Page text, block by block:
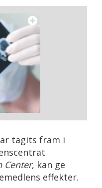
tagits fram i
Center, kan ge
effekter.